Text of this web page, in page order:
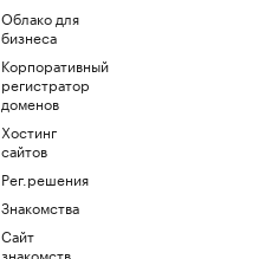
Облако для
бизнеса
Корпоративный
регистратор
доменов
Хостинг
сайтов
Рег.решения
Знакомства
Сайт
знакомств